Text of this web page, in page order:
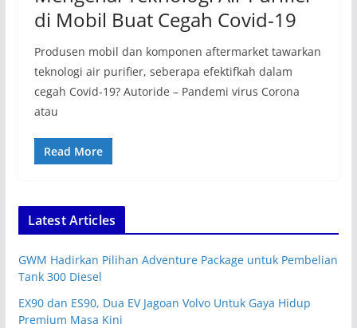
di Mobil Buat Cegah Covid-19
Produsen mobil dan komponen aftermarket tawarkan
teknologi air purifier, seberapa efektifkah dalam
cegah Covid-19? Autoride – Pandemi virus Corona
atau
Read More
Latest Articles
GWM Hadirkan Pilihan Adventure Package untuk Pembelian
Tank 300 Diesel
EX90 dan ES90, Dua EV Jagoan Volvo Untuk Gaya Hidup
Premium Masa Kini